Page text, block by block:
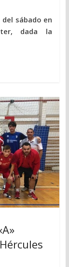
sábado en
dada la